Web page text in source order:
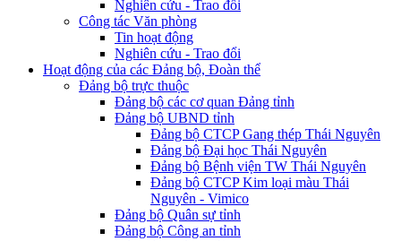
Nghiên cứu - Trao đổi
Công tác Văn phòng
Tin hoạt động
Nghiên cứu - Trao đổi
Hoạt động của các Đảng bộ, Đoàn thể
Đảng bộ trực thuộc
Đảng bộ các cơ quan Đảng tỉnh
Đảng bộ UBND tỉnh
Đảng bộ CTCP Gang thép Thái Nguyên
Đảng bộ Đại học Thái Nguyên
Đảng bộ Bệnh viện TW Thái Nguyên
Đảng bộ CTCP Kim loại màu Thái
Nguyên - Vimico
Đảng bộ Quân sự tỉnh
Đảng bộ Công an tỉnh